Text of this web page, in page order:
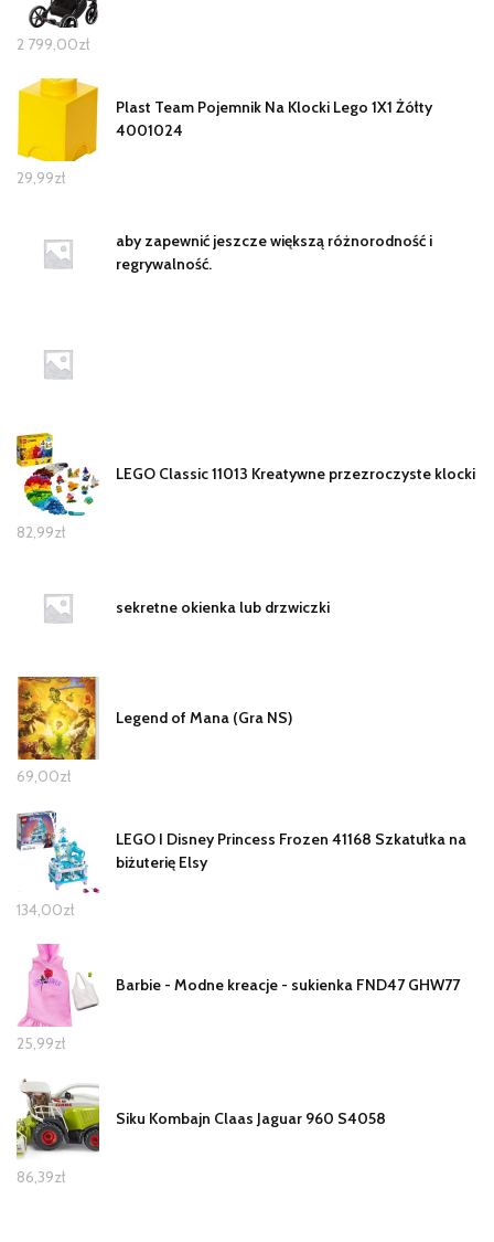
2 799,00zł
Plast Team Pojemnik Na Klocki Lego 1X1 Żółty
4001024
29,99zł
aby zapewnić jeszcze większą różnorodność i
regrywalność.
LEGO Classic 11013 Kreatywne przezroczyste klocki
82,99zł
sekretne okienka lub drzwiczki
Legend of Mana (Gra NS)
69,00zł
LEGO I Disney Princess Frozen 41168 Szkatułka na
biżuterię Elsy
134,00zł
Barbie - Modne kreacje - sukienka FND47 GHW77
25,99zł
Siku Kombajn Claas Jaguar 960 S4058
86,39zł